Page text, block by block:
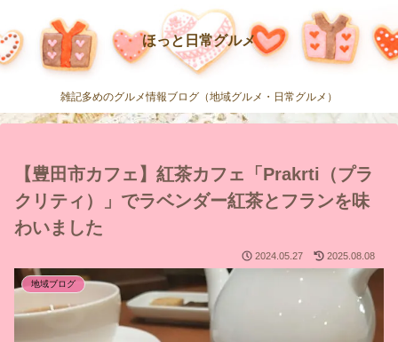
ほっと日常グルメ
雑記多めのグルメ情報ブログ（地域グルメ・日常グルメ）
【豊田市カフェ】紅茶カフェ「Prakrti（プラ
クリティ）」でラベンダー紅茶とフランを味
わいました
2024.05.27 2025.08.08
地域ブログ